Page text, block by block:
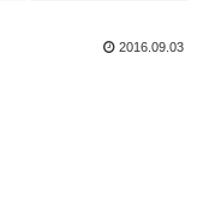
2016.09.03